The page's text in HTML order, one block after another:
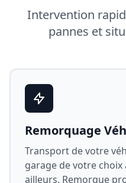
Intervention
pannes et
Remorquage
Transport de votre
garage de votre choix
ailleurs. Remorque